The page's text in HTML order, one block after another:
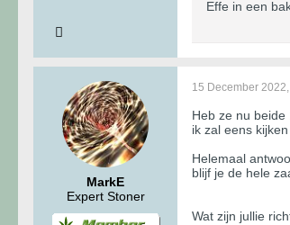
Effe in een
MarkE
Expert Stoner
15 December
Heb ze nu
ik zal eens
Helemaal
blijf je de hele
Wat zijn jullie